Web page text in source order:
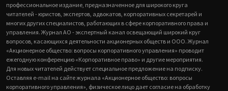
профессиональное издание, предназначенное для широкого круга
читателей - юристов, экспертов, адвокатов, корпоративных секретарей и
многих других специалистов, работающих в сфере корпоративного права и
управления. Журнал АО - экспертный канал освещающий широкий круг
вопросов, касающихся деятельности акционерных обществ и ООО. Журнал
«Акционерное общество: вопросы корпоративного управления» проводит
ежегодную конференцию «Корпоративное право» и другие мероприятия.
Для новых читателей действует специальное предложение на подписку.
Оставляя e-mail на сайте журнала «Акционерное общество: вопросы
корпоративного управления», физическое лицо дает согласие на обработку